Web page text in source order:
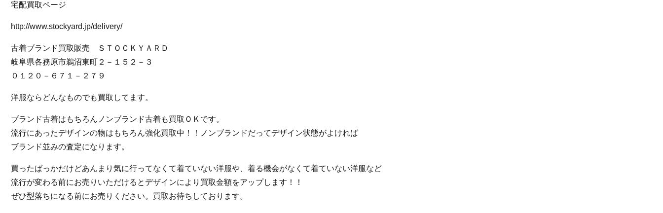
宅配買取ページ
http://www.stockyard.jp/delivery/
古着ブランド買取販売 ＳＴＯＣＫＹＡＲＤ
岐阜県各務原市鵜沼東町２－１５２－３
０１２０－６７１－２７９
洋服ならどんなものでも買取してます。
ブランド古着はもちろんノンブランド古着も買取ＯＫです。
流行にあったデザインの物はもちろん強化買取中！！ノンブランドだってデザイン状態がよければ
ブランド並みの査定になります。
買ったばっかだけどあんまり気に行ってなくて着ていない洋服や、着る機会がなくて着ていない洋服など
流行が変わる前にお売りいただけるとデザインにより買取金額をアップします！！
ぜひ型落ちになる前にお売りください。買取お待ちしております。